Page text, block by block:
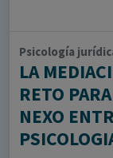
Psicología
LA
RETO
NEXO